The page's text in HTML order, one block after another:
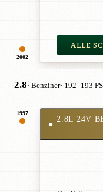
2002
ALLE
2.8· Benziner· 192–193 PS
1997
●
2.8L 24V